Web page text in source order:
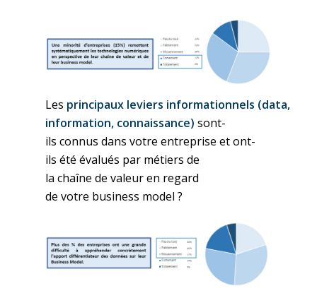
Les principaux leviers informationnels (data,
information, connaissance) sont-
ils connus dansvotre entreprise etont-
ils été évalués par métiers de
lachaîne devaleuren regard
devotre business model ?